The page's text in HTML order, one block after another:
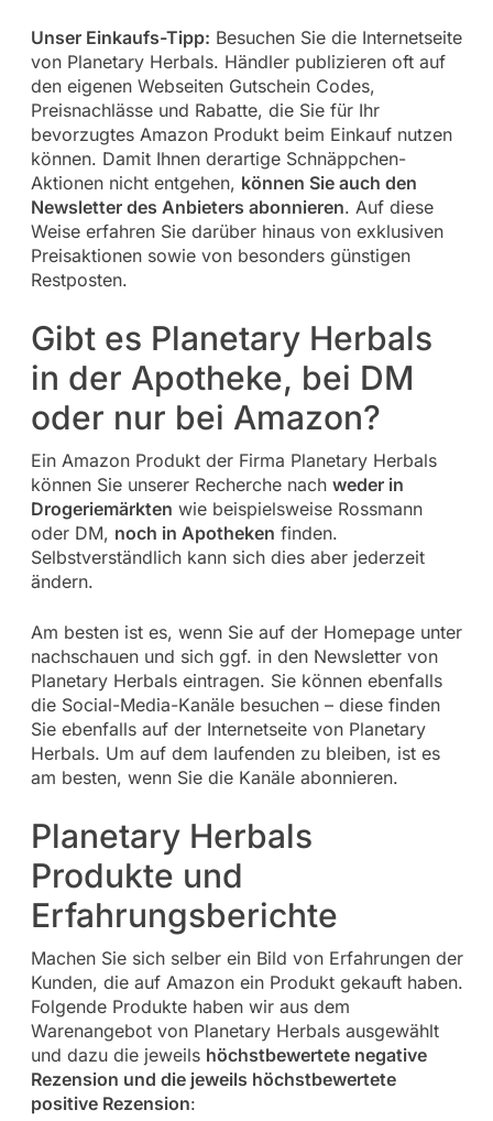
Unser Einkaufs-Tipp: Besuchen Sie die Internetseite
von Planetary Herbals. Händler publizieren oft auf
den eigenen Webseiten Gutschein Codes,
Preisnachlässe und Rabatte, die Sie für Ihr
bevorzugtes Amazon Produkt beim Einkauf nutzen
können. Damit Ihnen derartige Schnäppchen-
Aktionen nicht entgehen, können Sie auch den
Newsletter des Anbieters abonnieren. Auf diese
Weise erfahren Sie darüber hinaus von exklusiven
Preisaktionen sowie von besonders günstigen
Restposten.
Gibt es Planetary Herbals
in der Apotheke, bei DM
oder nur bei Amazon?
Ein Amazon Produkt der Firma Planetary Herbals
können Sie unserer Recherche nach weder in
Drogeriemärkten wie beispielsweise Rossmann
oder DM, noch in Apotheken finden.
Selbstverständlich kann sich dies aber jederzeit
ändern.
Am besten ist es, wenn Sie auf der Homepage unter
nachschauen und sich ggf. in den Newsletter von
Planetary Herbals eintragen. Sie können ebenfalls
die Social-Media-Kanäle besuchen – diese finden
Sie ebenfalls auf der Internetseite von Planetary
Herbals. Um auf dem laufenden zu bleiben, ist es
am besten, wenn Sie die Kanäle abonnieren.
Planetary Herbals
Produkte und
Erfahrungsberichte
Machen Sie sich selber ein Bild von Erfahrungen der
Kunden, die auf Amazon ein Produkt gekauft haben.
Folgende Produkte haben wir aus dem
Warenangebot von Planetary Herbals ausgewählt
und dazu die jeweils höchstbewertete negative
Rezension und die jeweils höchstbewertete
positive Rezension: